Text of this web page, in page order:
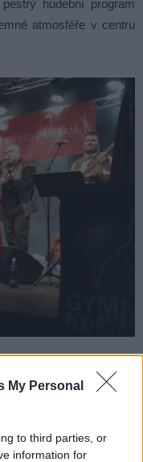
My Personal
to third parties, or
information for
hudební program
atmosféře v centru